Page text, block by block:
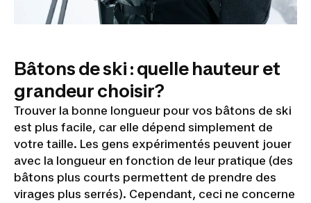
Bâtons de ski : quelle hauteur et
grandeur choisir?
Trouver la bonne longueur pour vos bâtons de ski
est plus facile, car elle dépend simplement de
votre taille. Les gens expérimentés peuvent jouer
avec la longueur en fonction de leur pratique (des
bâtons plus courts permettent de prendre des
virages plus serrés). Cependant, ceci ne concerne